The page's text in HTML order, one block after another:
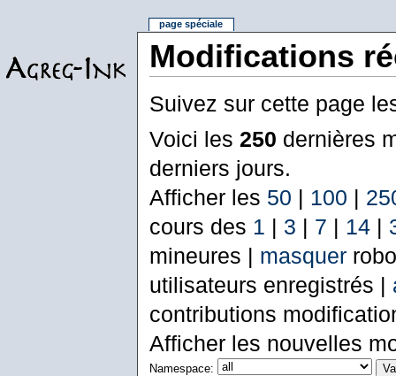
Modifications
Suivez sur cette page
Voici les 250 dernières
derniers jours.
Afficher les 50 | 100 |
cours des 1 | 3 | 7 | 14|
mineures | masquer
utilisateurs enregistrés |
contributions
Afficher les nouvelles
Namespace:
page spéciale